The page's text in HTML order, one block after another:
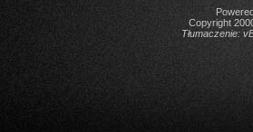
Copyright
Tłumaczenie: